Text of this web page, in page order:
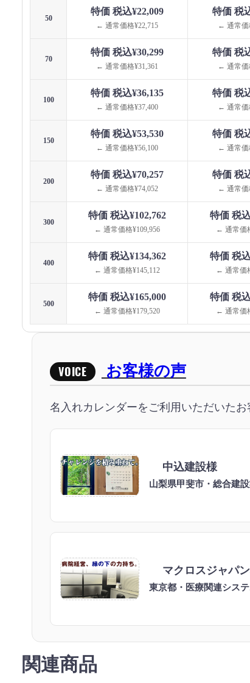
50
特価 税込¥22,009
← 通常価格¥22,715
特価 税
← 通常価
70
特価 税込¥30,299
← 通常価格¥31,361
特価 税
← 通常価
100
特価 税込¥36,135
← 通常価格¥37,400
特価 税
← 通常価
150
特価 税込¥53,530
← 通常価格¥56,100
特価 税
← 通常価
200
特価 税込¥70,257
← 通常価格¥74,052
特価 税
← 通常価
300
特価 税込¥102,762
← 通常価格¥109,956
特価 税
← 通常価
400
特価 税込¥134,362
← 通常価格¥145,112
特価 税
← 通常価
500
特価 税込¥165,000
← 通常価格¥179,520
特価 税
← 通常価
VOICE お客様の声
名入れカレンダーをご利用いただいたお
中込建設様
山梨県甲斐市・総合建
マクロスジャパ
東京都・医療関連シス
関連商品